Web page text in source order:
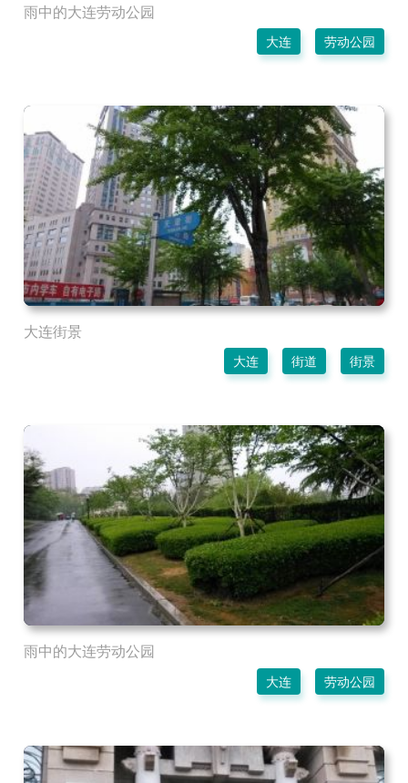
雨中的大连劳动公园
大连 劳动公园
大连街景
大连 街道 街景
雨中的大连劳动公园
大连 劳动公园